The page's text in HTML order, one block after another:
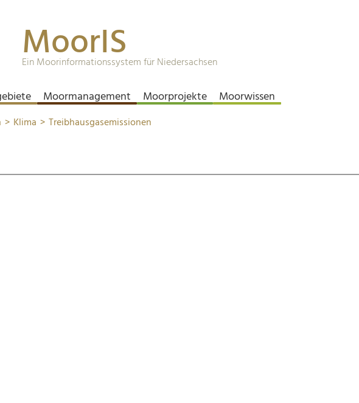
MoorIS
Ein Moorinformationssystem für Niedersachsen
Moormanagement Moorprojekte Moorwissen
Klima Treibhausgasemissionen